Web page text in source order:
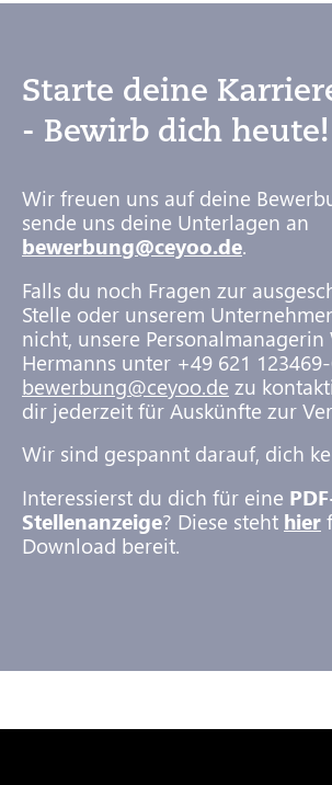
Starte deine
- Bewirb dich heute!
Wir freuen uns auf deine
sende uns deine Unterlagen an
bewerbung@ceyoo.de.
Falls du noch Fragen zur
Stelle oder unserem
nicht, unsere Personalmanagerin
Hermanns unter +49 621
bewerbung@ceyoo.de zu
dir jederzeit für Auskünfte zur
Wir sind gespannt darauf, dich
Interessierst du dich für eine
Stellenanzeige? Diese steht hier
Download bereit.